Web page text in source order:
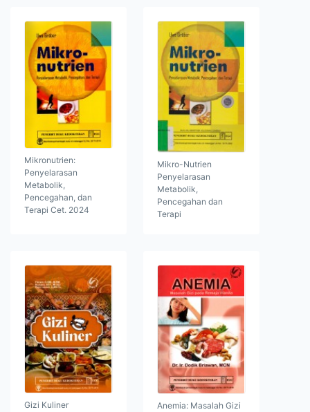
Mikronutrien:
Penyelarasan
Metabolik,
Pencegahan, dan
Terapi Cet. 2024
Mikro-Nutrien
Penyelarasan
Metabolik,
Pencegahan dan
Terapi
Gizi Kuliner
Anemia: Masalah Gizi